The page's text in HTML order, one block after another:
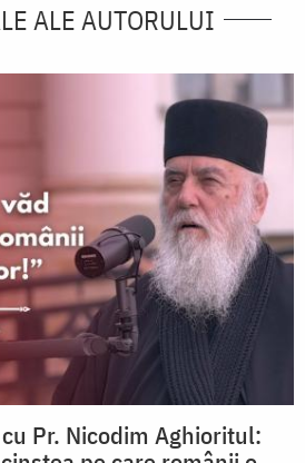
ALE AUTORULUI
Pr. Nicodim Aghioritul: